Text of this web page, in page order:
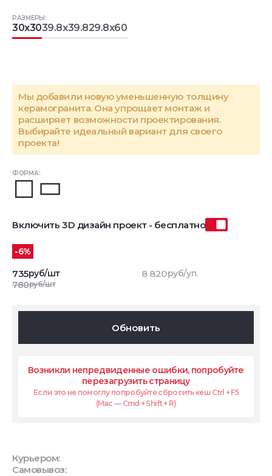
ФОРМА:
РАЗМЕРЫ:
30x3039.8x39.829.8x60
Мы добавили новую уменьшенную толщину
керамогранита. Она упрощает монтаж и
расширяет возможности проектирования.
Выбирайте идеальный вариант для своего
проекта!
Включить 3D дизайн проект - бесплатно
-6%
735руб/шт
780руб/шт
8 820руб/уп.
Обновить
Возникли непредвиденные ошибки, попробуйте
перезагрузить страницу
Если это не помоглу попробуйте сбросить кеш Ctrl + F5
(Mac — Cmd + Shift + R)
Курьером:
Самовывоз: